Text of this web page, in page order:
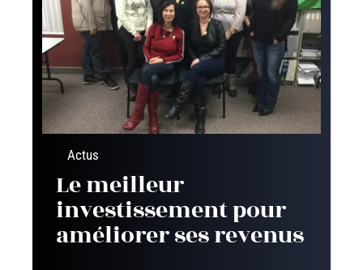
Actus
Le meilleur
investissement pour
améliorer ses revenus